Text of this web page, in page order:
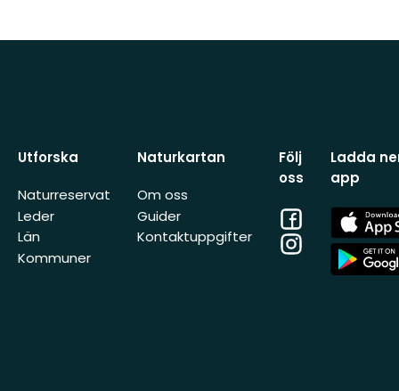
Utforska
Naturreservat
Leder
Län
Kommuner
Naturkartan
Om oss
Guider
Kontaktuppgifter
Följ
oss
Facebook
Instagram
Ladda
app
App
Store
App
Store